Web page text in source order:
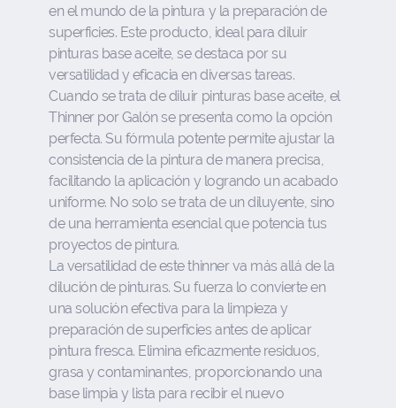
en el mundo de la pintura y la preparación de
superficies. Este producto, ideal para diluir
pinturas base aceite, se destaca por su
versatilidad y eficacia en diversas tareas.
Cuando se trata de diluir pinturas base aceite, el
Thinner por Galón se presenta como la opción
perfecta. Su fórmula potente permite ajustar la
consistencia de la pintura de manera precisa,
facilitando la aplicación y logrando un acabado
uniforme. No solo se trata de un diluyente, sino
de una herramienta esencial que potencia tus
proyectos de pintura.
La versatilidad de este thinner va más allá de la
dilución de pinturas. Su fuerza lo convierte en
una solución efectiva para la limpieza y
preparación de superficies antes de aplicar
pintura fresca. Elimina eficazmente residuos,
grasa y contaminantes, proporcionando una
base limpia y lista para recibir el nuevo